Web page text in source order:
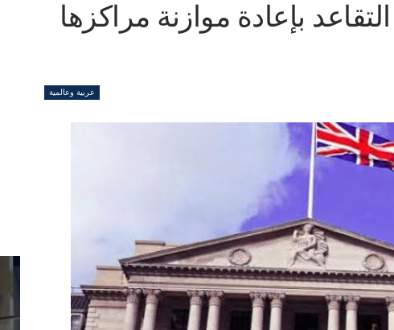
بإعادة موازنة مراكزها
عربية وعالمية